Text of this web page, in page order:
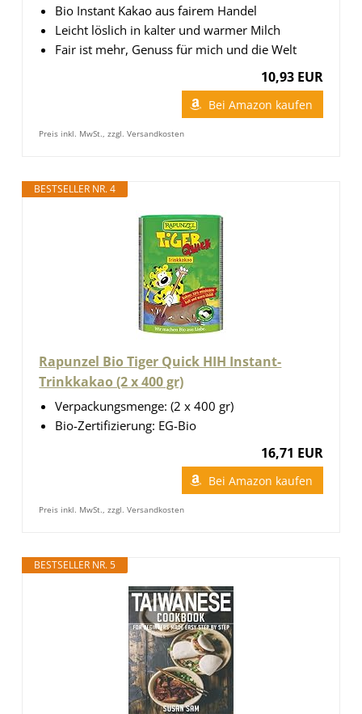
Bio Instant Kakao aus fairem Handel
Leicht löslich in kalter und warmer Milch
Fair ist mehr, Genuss für mich und die Welt
10,93 EUR
Bei Amazon kaufen
Preis inkl. MwSt., zzgl. Versandkosten
BESTSELLER NR. 4
Rapunzel Bio Tiger Quick HIH Instant-
Trinkkakao (2 x 400 gr)
Verpackungsmenge: (2 x 400 gr)
Bio-Zertifizierung: EG-Bio
16,71 EUR
Bei Amazon kaufen
Preis inkl. MwSt., zzgl. Versandkosten
BESTSELLER NR. 5